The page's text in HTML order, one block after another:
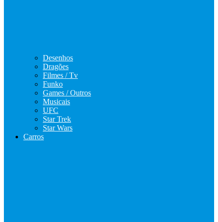
Desenhos
Dragões
Filmes / Tv
Funko
Games / Outros
Musicais
UFC
Star Trek
Star Wars
Carros